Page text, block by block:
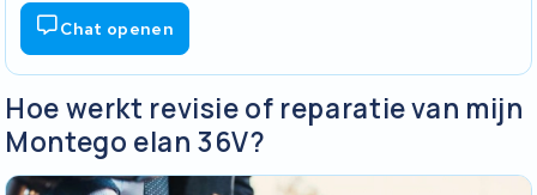
Chat openen
Hoe werkt revisie of reparatie van mijn
Montego elan 36V?